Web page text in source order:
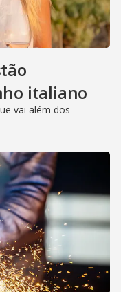
italiano
vai além dos